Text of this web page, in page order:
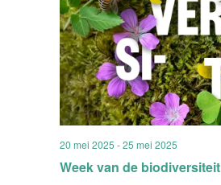
Week van de biodiversiteit
20 mei 2025 -25 mei 2025